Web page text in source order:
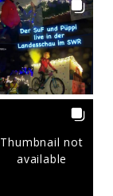
Thumbnail not
available